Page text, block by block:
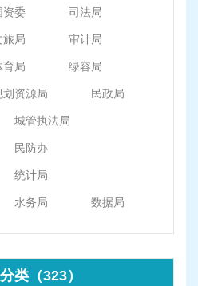
资委 司法局
旅局 审计局
育局 绿容局
划资源局 民政局
城管执法局
民防办
统计局
水务局 数据局
类（323）